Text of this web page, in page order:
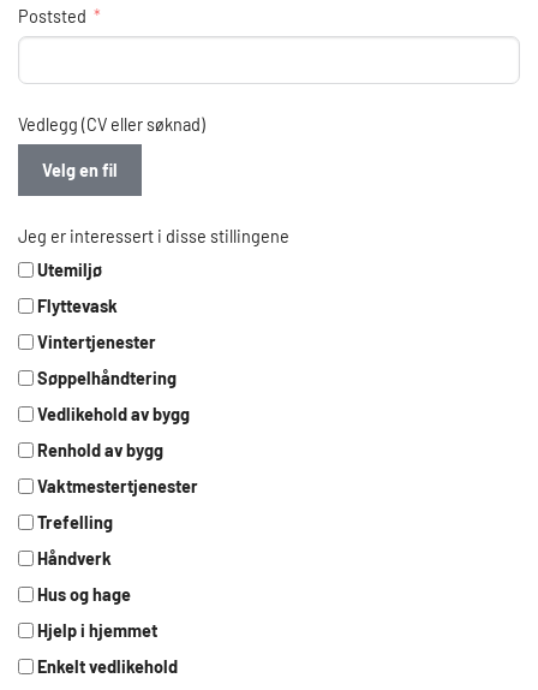
Poststed
Vedlegg (CV eller søknad)
Velg en fil
Jeg er interessert i disse stillingene
Utemiljø
Flyttevask
Vintertjenester
Søppelhåndtering
Vedlikehold av bygg
Renhold av bygg
Vaktmestertjenester
Trefelling
Håndverk
Hus og hage
Hjelp i hjemmet
Enkelt vedlikehold